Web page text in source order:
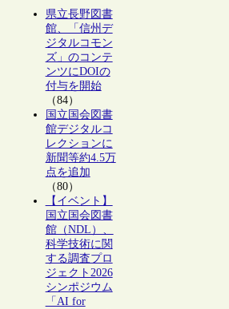
県立長野図書
館、「信州デ
ジタルコモン
ズ」のコンテ
ンツにDOIの
付与を開始
（84）
国立国会図書
館デジタルコ
レクションに
新聞等約4.5万
点を追加
（80）
【イベント】
国立国会図書
館（NDL）、
科学技術に関
する調査プロ
ジェクト2026
シンポジウム
「AI for